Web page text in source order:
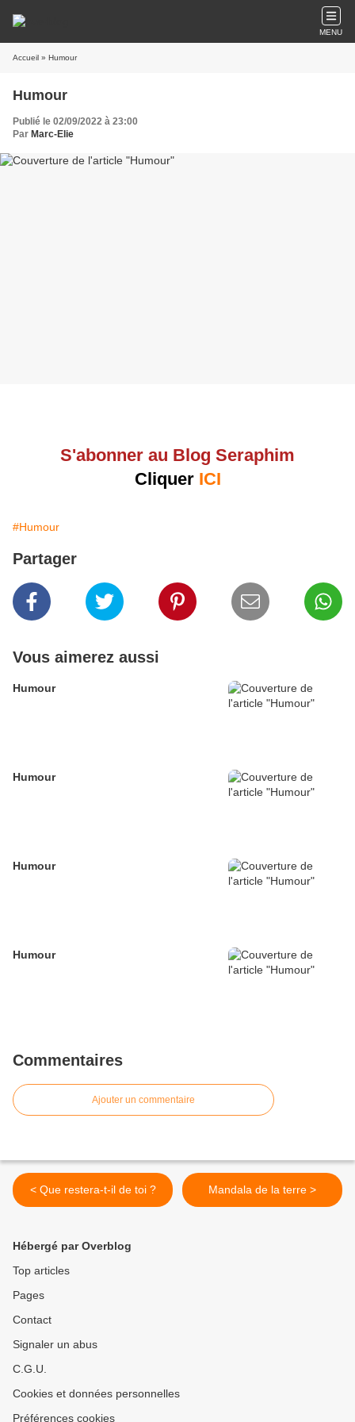
MENU
Accueil » Humour
Humour
Publié le 02/09/2022 à 23:00
Par Marc-Elie
S'abonner au Blog Seraphim
Cliquer ICI
#Humour
Partager
Vous aimerez aussi
Humour
Humour
Humour
Humour
Commentaires
Ajouter un commentaire
< Que restera-t-il de toi ? Mandala de la terre >
Hébergé par Overblog
Top articles
Pages
Contact
Signaler un abus
C.G.U.
Cookies et données personnelles
Préférences cookies